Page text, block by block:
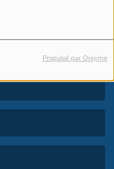
Propulsé par Orejime